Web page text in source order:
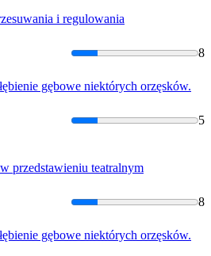
i regulowania
8
gębowe niektórych orzęsków.
5
przedstawieniu teatralnym
8
gębowe niektórych orzęsków.